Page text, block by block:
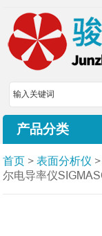
产品分类
首页 >表面分析仪
尔电导率仪